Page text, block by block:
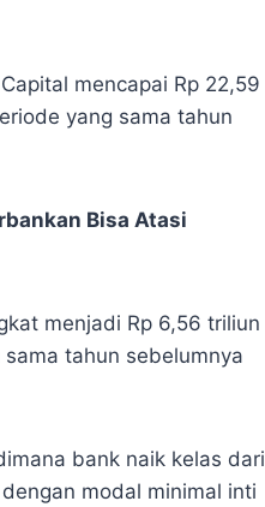
mencapai Rp 22,59
yang sama tahun
Bisa Atasi
menjadi Rp 6,56 triliun
tahun sebelumnya
bank naik kelas dari
modal minimal inti